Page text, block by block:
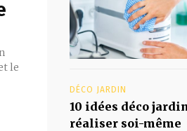
le
DÉCO JARDIN
10 idées déco
réaliser soi-même